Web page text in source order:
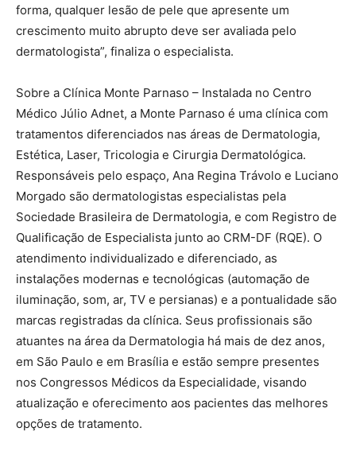
forma, qualquer lesão de pele que apresente um
crescimento muito abrupto deve ser avaliada pelo
dermatologista”, finaliza o especialista.
Sobre a Clínica Monte Parnaso – Instalada no Centro
Médico Júlio Adnet, a Monte Parnaso é uma clínica com
tratamentos diferenciados nas áreas de Dermatologia,
Estética, Laser, Tricologia e Cirurgia Dermatológica.
Responsáveis pelo espaço, Ana Regina Trávolo e Luciano
Morgado são dermatologistas especialistas pela
Sociedade Brasileira de Dermatologia, e com Registro de
Qualificação de Especialista junto ao CRM-DF (RQE). O
atendimento individualizado e diferenciado, as
instalações modernas e tecnológicas (automação de
iluminação, som, ar, TV e persianas) e a pontualidade são
marcas registradas da clínica. Seus profissionais são
atuantes na área da Dermatologia há mais de dez anos,
em São Paulo e em Brasília e estão sempre presentes
nos Congressos Médicos da Especialidade, visando
atualização e oferecimento aos pacientes das melhores
opções de tratamento.